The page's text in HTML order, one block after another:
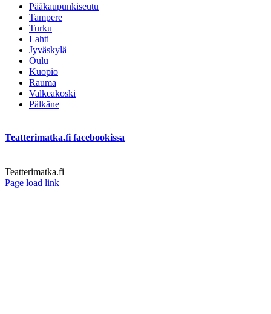
Pääkaupunkiseutu
Tampere
Turku
Lahti
Jyväskylä
Oulu
Kuopio
Rauma
Valkeakoski
Pälkäne
Teatterimatka.fi facebookissa
Teatterimatka.fi
Facebook
Page load link